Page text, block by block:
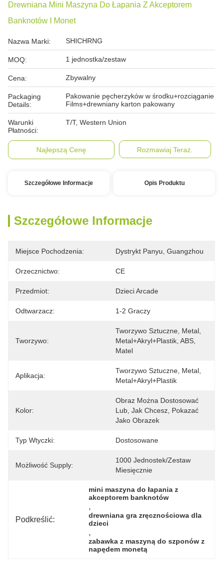
Drewniana Mini Maszyna Do Łapania Z Akceptorem
Banknotów I Monet
Nazwa Marki: SHICHRNG
MOQ: 1 jednostka/zestaw
Cena: Zbywalny
Packaging
Details:
Pakowanie pęcherzyków w środku+rozciąganie
Films+drewniany karton pakowany
Warunki
Płatności:
T/T, Western Union
Najlepszą Cenę Rozmawiaj Teraz.
Szczegółowe Informacje Opis Produktu
Szczegółowe Informacje
Miejsce Pochodzenia: Dystrykt Panyu, Guangzhou
Orzecznictwo: CE
Przedmiot: Dzieci Arcade
Odtwarzacz: 1-2 Graczy
Tworzywo:
Tworzywo Sztuczne, Metal,
Metal+akryl+plastik, ABS,
Matel
Aplikacja:
Tworzywo Sztuczne, Metal,
Metal+akryl+plastik
Kolor:
Obraz Można Dostosować
Lub, Jak Chcesz, Pokazać
Jako Obrazek
Typ Wtyczki: Dostosowane
Możliwość Supply:
1000 Jednostek/zestaw
Miesięcznie
Podkreślić:
mini maszyna do łapania z
akceptorem banknotów
,
drewniana gra zręcznościowa dla
dzieci
,
zabawka z maszyną do szponów z
napędem monetą